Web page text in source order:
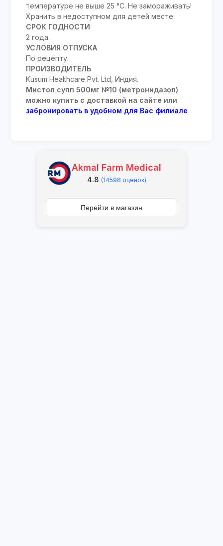
температуре не выше 25 °С. Не замораживать!
Хранить в недоступном для детей месте.
СРОК ГОДНОСТИ
2 года.
УСЛОВИЯ ОТПУСКА
По рецепту.
ПРОИЗВОДИТЕЛЬ
Kusum Healthcare Pvt. Ltd, Индия.
Мистол супп 500мг №10 (метронидазол)
можно купить с доставкой на сайте или
забронировать в удобном для Вас филиале
Akmal Farm Medical
4.8 (14598 оценок)
Перейти в магазин